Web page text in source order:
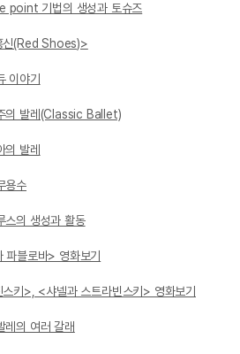
point 기법의 생성과 토슈즈
신(Red Shoes)>
이야기
의 발레(Classic Ballet)
의 발레
용수
스의 생성과 활동
파블로바> 영화보기
키>, <샤넬과 스트라빈스키> 영화보기
레의 여러 갈래